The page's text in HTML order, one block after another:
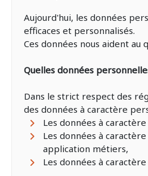
Aujourd'hui, les données
efficaces et personnalisés.
Ces données nous aident
Quelles données
Dans le strict respect des
des données à caractère
Les données à
Les données à
application métiers,
Les données à